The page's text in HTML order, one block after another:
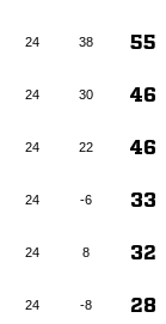
24 38 55
24 30 46
24 22 46
24 -6 33
24 8 32
24 -8 28